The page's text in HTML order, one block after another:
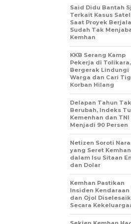
Said Didu Bantah
Terkait Kasus
Saat Proyek
Sudah Tak
Kemhan
KKB Serang Kamp
Pekerja di Tolikara,
Bergerak Lindungi
Warga dan Cari
Korban Hilang
Delapan Tahun Tak
Berubah, Indeks
Kemenhan dan TNI
Menjadi 90 Persen
Netizen Soroti
yang Seret Kemhan
dalam Isu Sitaan
dan Dolar
Kemhan Pastikan
Insiden Kendaraan
dan Ojol
Secara